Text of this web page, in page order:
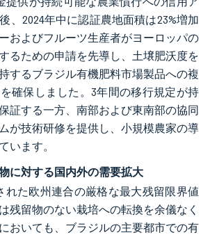
、2024年中に認証農地面積は23%増加
およびフルーツ生産者がヨーロッパの
るための申請を先導し、土壌肥沃度を
するブラジル有機肥料市場製品への複
確保しました。3年間の移行規定が持
証する一方、南部および東南部の協同
が技術研修を提供し、小規模農家の導
います。
に対する国内外の需要拡大
れた欧州連合の厳格な最大残留限界値
残留物のない栽培への転換を余儀なく
おいても、ブラジルの主要都市での有